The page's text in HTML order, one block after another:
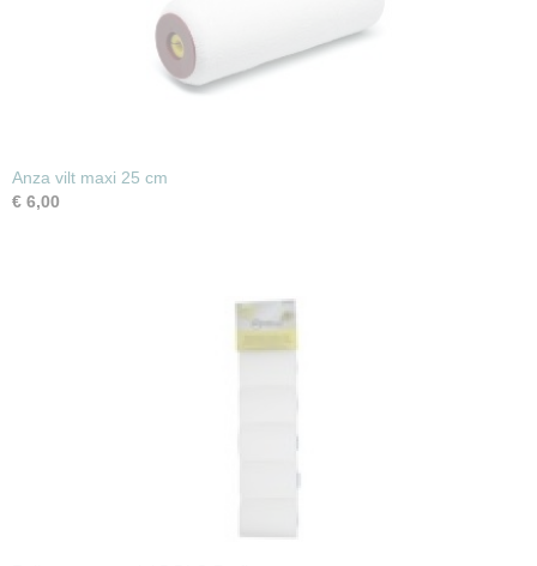
Anza vilt maxi 25 cm
€ 6,00